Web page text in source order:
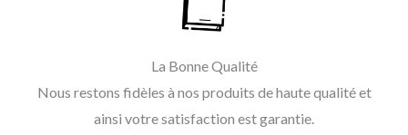
La Bonne Qualité
Nous restons fidèles à nos produits de haute qualité et
ainsi votre satisfaction est garantie.